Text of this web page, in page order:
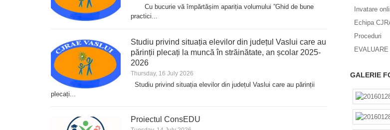
Cu bucurie vă împărtășim apariția volumului ”Ghid de bune
practici...
Studiu privind situația elevilor din județul Vaslui care au
părinții plecați la muncă în străinătate, an școlar 2025-
2026
Thursday, 16 July 2026
Studiu privind situația elevilor din județul Vaslui care au părinții
plecați...
Proiectul ConsEDU
Invatare
Echipa
Proceduri
GALERIE